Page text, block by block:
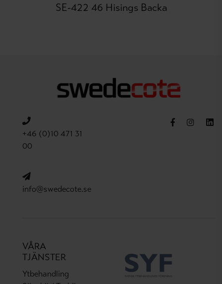
SE-422 46 Hisings Backa
+46 (0)10 471 31
00
info@swedecote.se
VÅRA
TJÄNSTER
Ytbehandling